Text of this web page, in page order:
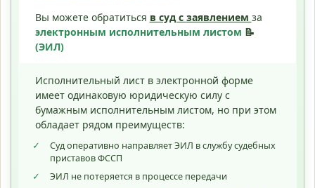
Вы можете обратиться в суд с заявлением за
электронным исполнительным листом 📝
(ЭИЛ)
Исполнительный лист в электронной форме
имеет одинаковую юридическую силу с
бумажным исполнительным листом, но при этом
обладает рядом преимуществ:
✓
Суд оперативно направляет ЭИЛ в службу судебных
приставов ФССП
✓
ЭИЛ не потеряется в процессе передачи